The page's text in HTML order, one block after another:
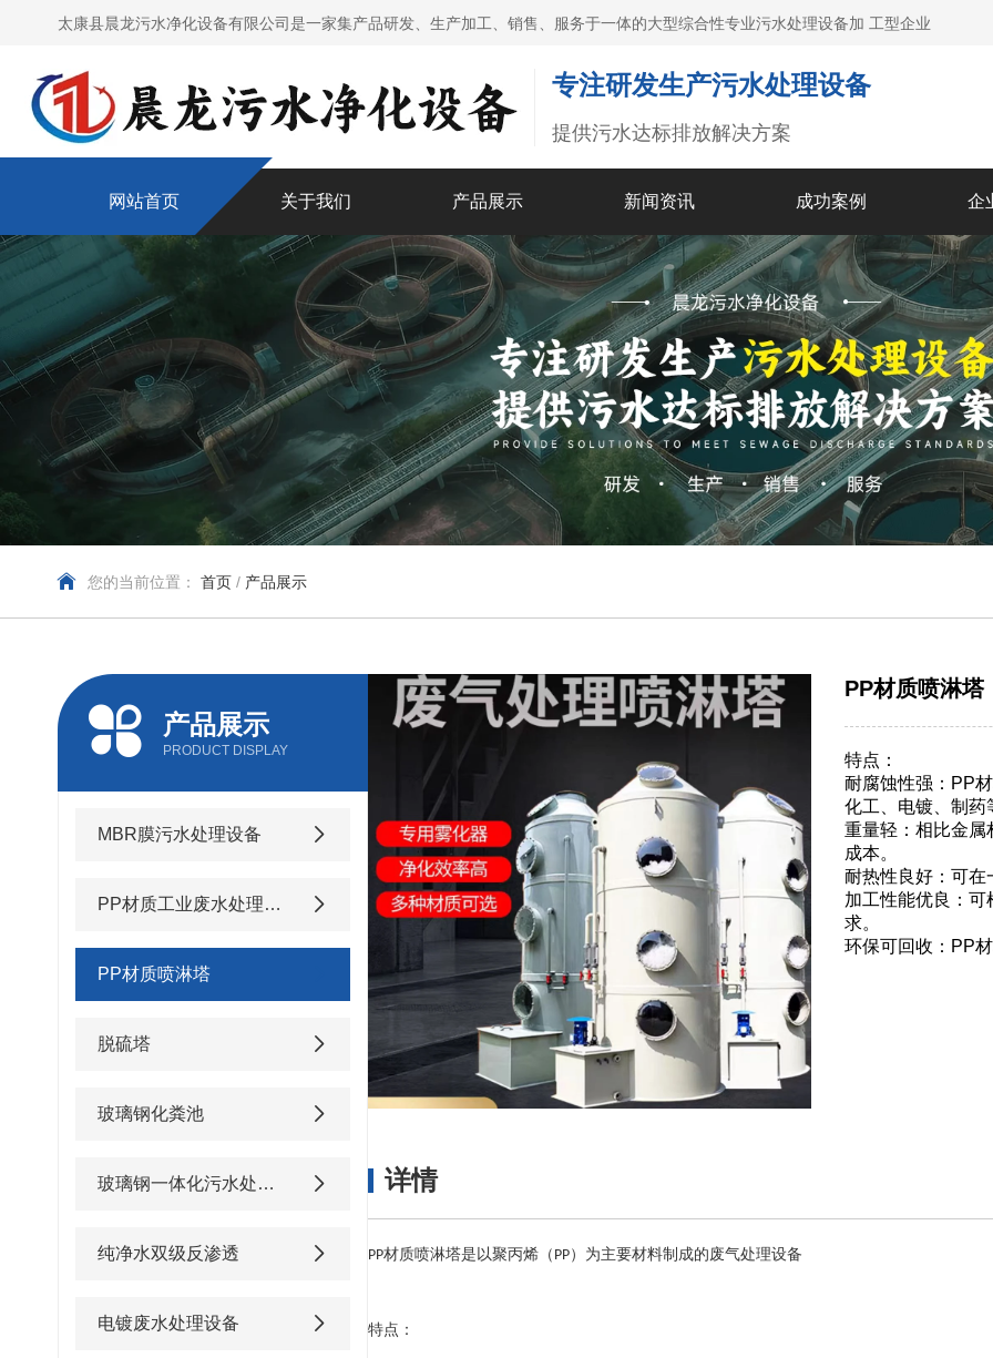
太康县晨龙污水净化设备有限公司是一家集产品研发、生产加工、销售、服务于一体的大型综合性专业污水处理设备加 工型企业
专注研发生产污水处理设备
提供污水达标排放解决方案
网站首页 关于我们 产品展示 新闻资讯 成功案例 企
您的当前位置： 首页 / 产品展示
产品展示
PRODUCT DISPLAY
MBR膜污水处理设备
PP材质工业废水处理设备
PP材质喷淋塔
脱硫塔
玻璃钢化粪池
玻璃钢一体化污水处理设备
纯净水双级反渗透
电镀废水处理设备
PP材质喷淋塔
特点：
耐腐蚀性强：PP
化工、电镀、制药
重量轻：相比金属
成本。
耐热性良好：可在
加工性能优良：
求。
环保可回收：PP
详情
PP材质喷淋塔是以聚丙烯（ PP）为主要材料制成的废气处理设备
特点 ：